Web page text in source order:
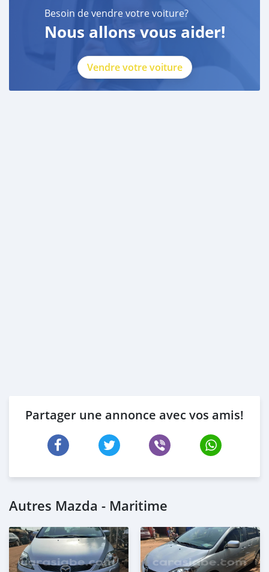
Besoin de vendre votre voiture?
Nous allons vous aider!
Vendre votre voiture
Partager une annonce avec vos amis!
Autres Mazda - Maritime